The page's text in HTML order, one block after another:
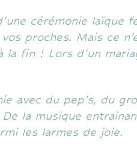
cérémonie laïque
proches. Mais ce
la fin ! Lors d’un
avec du pep’s, du
la musique
les larmes de joie.